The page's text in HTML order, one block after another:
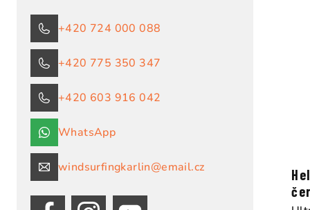
+420 724 000 088
+420 775 350 347
+420 603 916 042
WhatsApp
windsurfingkarlin@email.cz